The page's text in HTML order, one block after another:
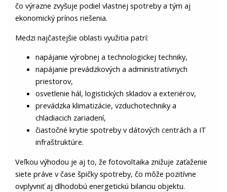
čo výrazne zvyšuje podiel vlastnej spotreby a tým aj
ekonomický prínos riešenia.
Medzi najčastejšie oblasti využitia patrí:
napájanie výrobnej a technologickej techniky,
napájanie prevádzkových a administratívnych
priestorov,
osvetlenie hál, logistických skladov a exteriérov,
prevádzka klimatizácie, vzduchotechniky a
chladiacich zariadení,
čiastočné krytie spotreby v dátových centrách a IT
infraštruktúre.
Veľkou výhodou je aj to, že fotovoltaika znižuje zaťaženie
siete práve v čase špičky spotreby, čo môže pozitívne
ovplyvniť aj dlhodobú energetickú bilanciu objektu.